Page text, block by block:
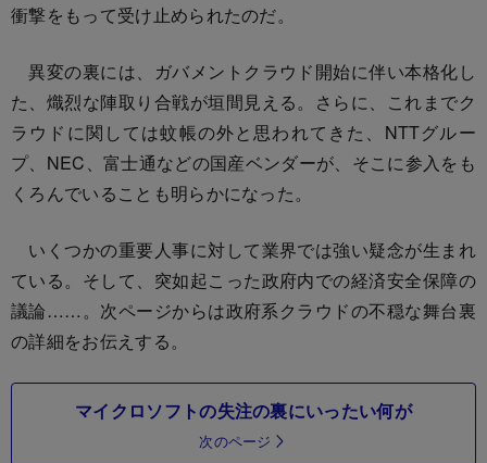
衝撃をもって受け止められたのだ。
異変の裏には、ガバメントクラウド開始に伴い本格化し
た、熾烈な陣取り合戦が垣間見える。さらに、これまでク
ラウドに関しては蚊帳の外と思われてきた、NTTグルー
プ、NEC、富士通などの国産ベンダーが、そこに参入をも
くろんでいることも明らかになった。
いくつかの重要人事に対して業界では強い疑念が生まれ
ている。そして、突如起こった政府内での経済安全保障の
議論……。次ページからは政府系クラウドの不穏な舞台裏
の詳細をお伝えする。
マイクロソフトの失注の裏にいったい何が
次のページ